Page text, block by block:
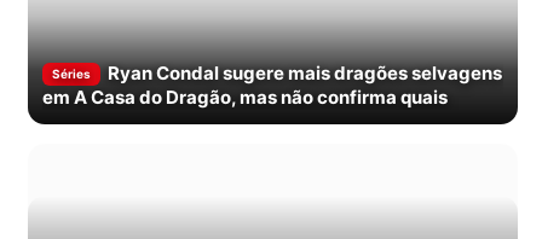
Séries
Ryan Condal sugere mais dragões selvagens
em A Casa do Dragão, mas não confirma quais